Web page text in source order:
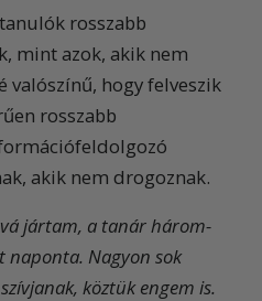
rosszabb
mint azok, akik nem
valószínű, hogy felveszik
rosszabb
akik nem drogoznak.
jártam, a tanár három-
naponta. Nagyon sok
köztük engem is.